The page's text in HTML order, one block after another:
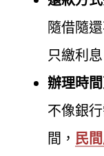
隨借隨
只繳利
辦理時
不像銀
間， 民